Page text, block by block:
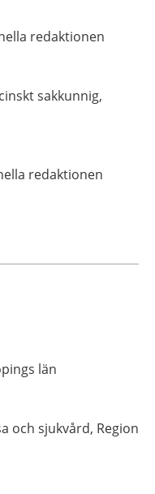
redaktionen
sakkunnig,
redaktionen
län
och sjukvård, Region